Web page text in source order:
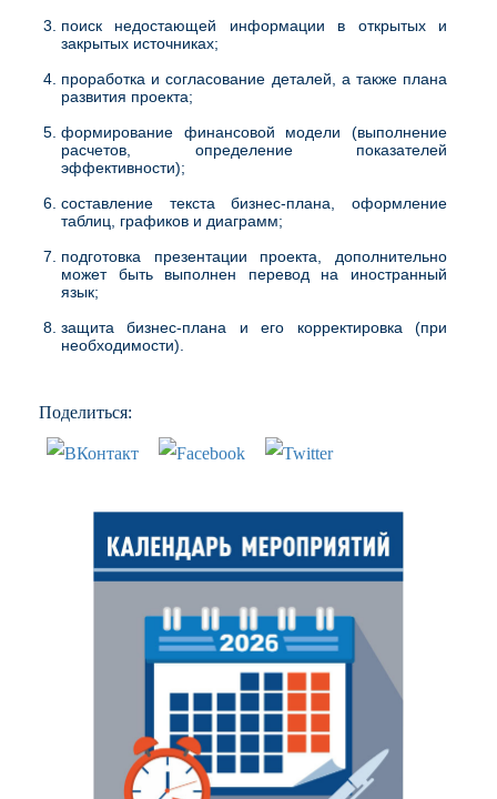
поиск недостающей информации в открытых и
закрытых источниках;
проработка и согласование деталей, а также плана
развития проекта;
формирование финансовой модели (выполнение
расчетов, определение показателей
эффективности);
составление текста бизнес-плана, оформление
таблиц, графиков и диаграмм;
подготовка презентации проекта, дополнительно
может быть выполнен перевод на иностранный
язык;
защита бизнес-плана и его корректировка (при
необходимости).
Поделиться: